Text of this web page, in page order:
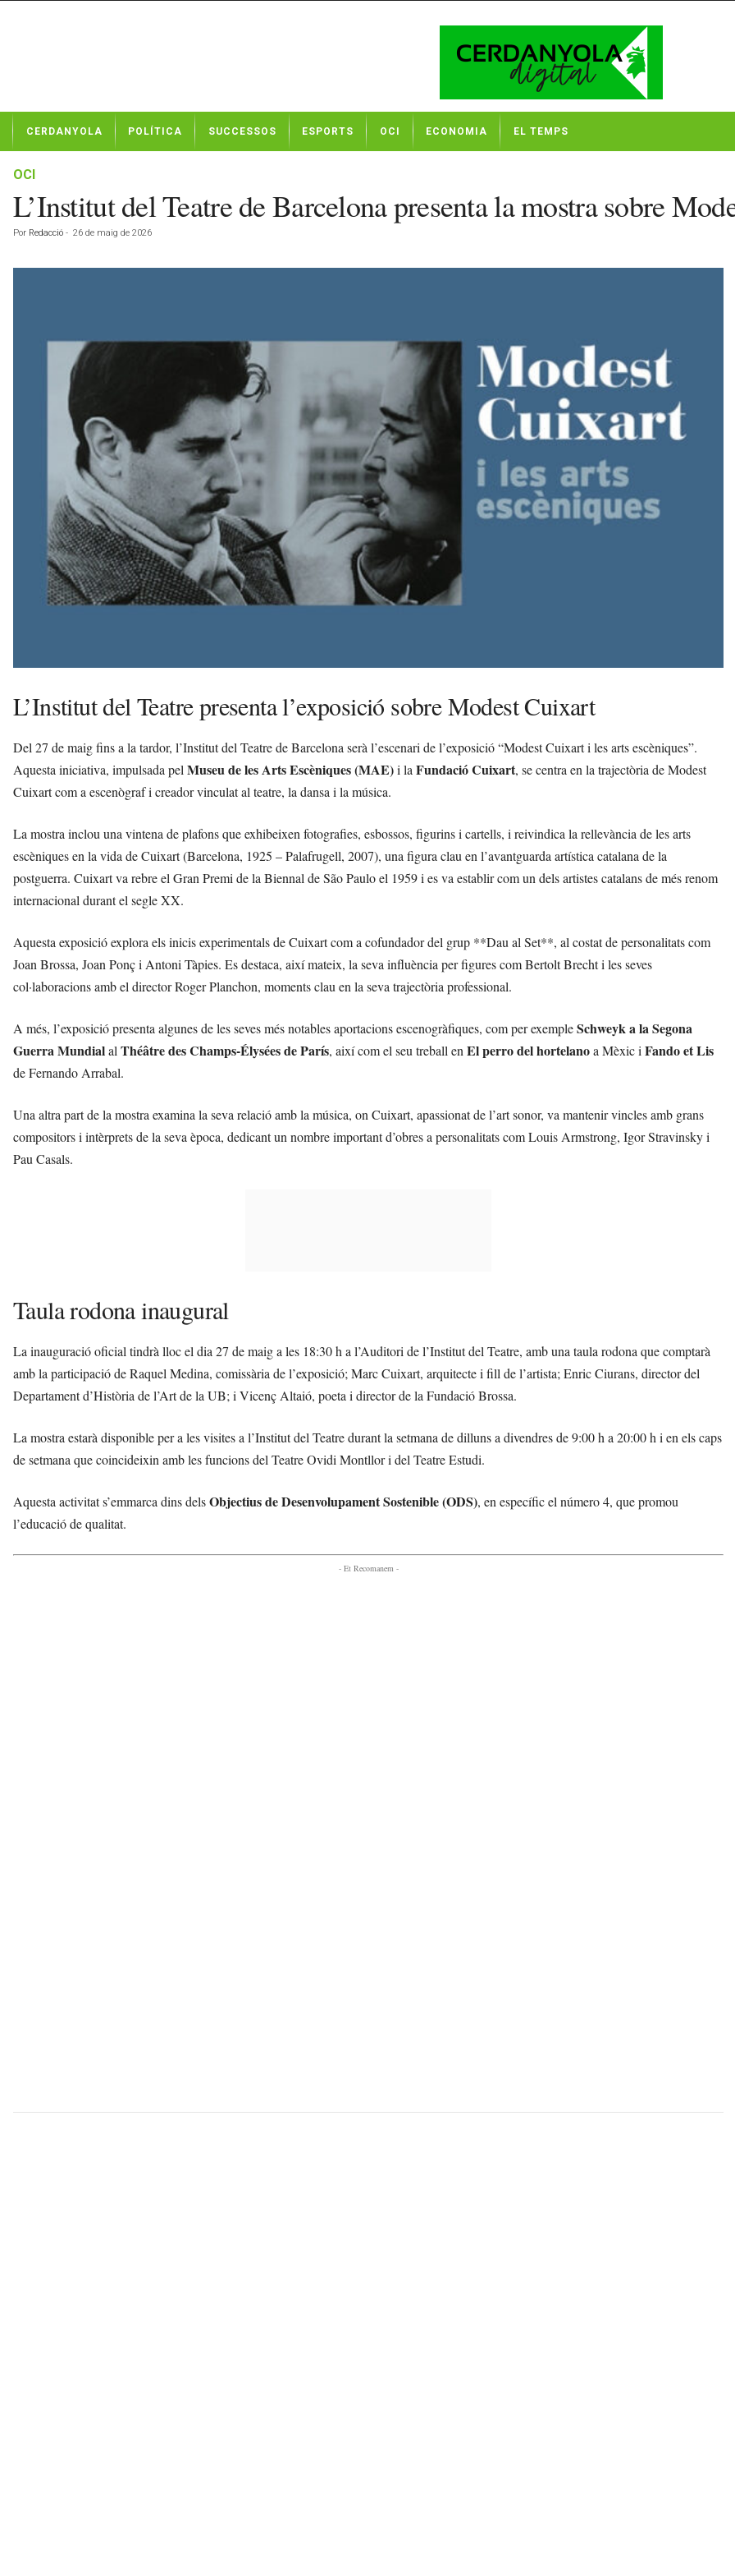
t
CERDANYOLA POLÍTICA SUCCESSOS ESPORTS OCI ECONOMIA EL TEMPS
OCI
L’Institut del Teatre de Barcelona presenta la mostra sobre
Por Redacció - 26 de maig de 2026
L’Institut del Teatre presenta l’exposició sobre Modest Cuixart
Del 27 de maig fins a la tardor, l’Institut del Teatre de Barcelona serà l’escenari de l’exposició “Modest Cuixart i les arts escèniques”.
Aquesta iniciativa, impulsada pelMuseu de les Arts Escèniques (MAE)i laFundació Cuixart, se centra en la trajectòria de Modest
Cuixart com a escenògraf i creador vinculat al teatre, la dansa i la música.
La mostra inclou una vintena de plafons que exhibeixen fotografies, esbossos, figurins i cartells, i reivindica la rellevància de les arts
escèniques en la vida de Cuixart (Barcelona, 1925 – Palafrugell, 2007), una figura clau en l’avantguarda artística catalana de la
postguerra. Cuixart va rebre el Gran Premi de la Biennal de São Paulo el 1959 i es va establir com un dels artistes catalans de més renom
internacional durant el segle XX.
Aquesta exposició explora els inicis experimentals de Cuixart com a cofundador del grup **Dau al Set**, al costat de personalitats com
Joan Brossa, Joan Ponç i Antoni Tàpies. Es destaca, així mateix, la seva influència per figures com Bertolt Brecht i les seves
col·laboracions amb el director Roger Planchon, moments clau en la seva trajectòria professional.
A més, l’exposició presenta algunes de les seves més notables aportacions escenogràfiques, com per exempleSchweyk a la Segona
Guerra MundialalThéâtre des Champs-Élysées de París, així com el seu treball enEl perro del hortelanoa Mèxic iFando et Lis
de Fernando Arrabal.
Una altra part de la mostra examina la seva relació amb la música, on Cuixart, apassionat de l’art sonor, va mantenir vincles amb grans
compositors i intèrprets de la seva època, dedicant un nombre important d’obres a personalitats com Louis Armstrong, Igor Stravinsky i
Pau Casals.
Taula rodona inaugural
La inauguració oficial tindrà lloc el dia 27 de maig a les 18:30 h a l’Auditori de l’Institut del Teatre, amb una taula rodona que comptarà
amb la participació de Raquel Medina, comissària de l’exposició; Marc Cuixart, arquitecte i fill de l’artista; Enric Ciurans, director del
Departament d’Història de l’Art de la UB; i Vicenç Altaió, poeta i director de la Fundació Brossa.
La mostra estarà disponible per a les visites a l’Institut del Teatre durant la setmana de dilluns a divendres de 9:00 h a 20:00 h i en els caps
de setmana que coincideixin amb les funcions del Teatre Ovidi Montllor i del Teatre Estudi.
Aquesta activitat s’emmarca dins delsObjectius de Desenvolupament Sostenible (ODS), en específic el número 4, que promou
l’educació de qualitat.
- Et Recomanem -